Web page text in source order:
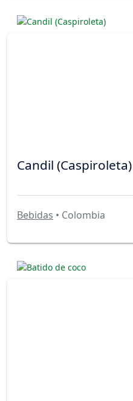
Candil (Caspiroleta)
Bebidas • Colombia